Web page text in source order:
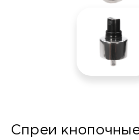
Спреи